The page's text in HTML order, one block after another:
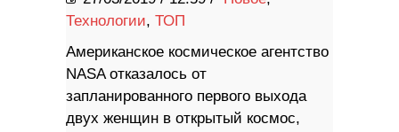
Технологии, ТОП
Американское космическое агентство
NASA отказалось от
запланированного первого выхода
двух женщин в открытый космос,